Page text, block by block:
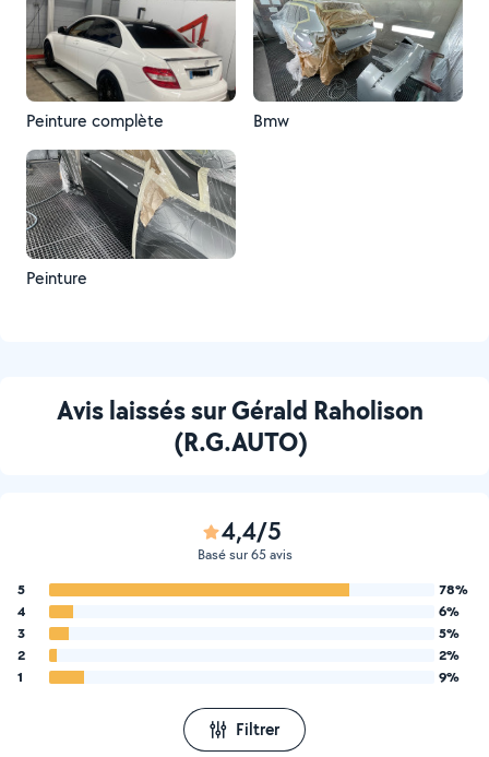
Peinture complète Bmw
Peinture
Avis laissés sur Gérald Raholison
(R.G.AUTO)
4,4/5
Basé sur 65 avis
5
78%
4
6%
3
5%
2
2%
1
9%
Filtrer